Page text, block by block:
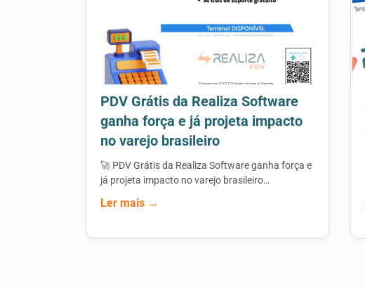
PDV Grátis da Realiza Software
ganha força e já projeta impacto
no varejo brasileiro
🚀 PDV Grátis da Realiza Software ganha força e
já projeta impacto no varejo brasileiro…
Ler mais →